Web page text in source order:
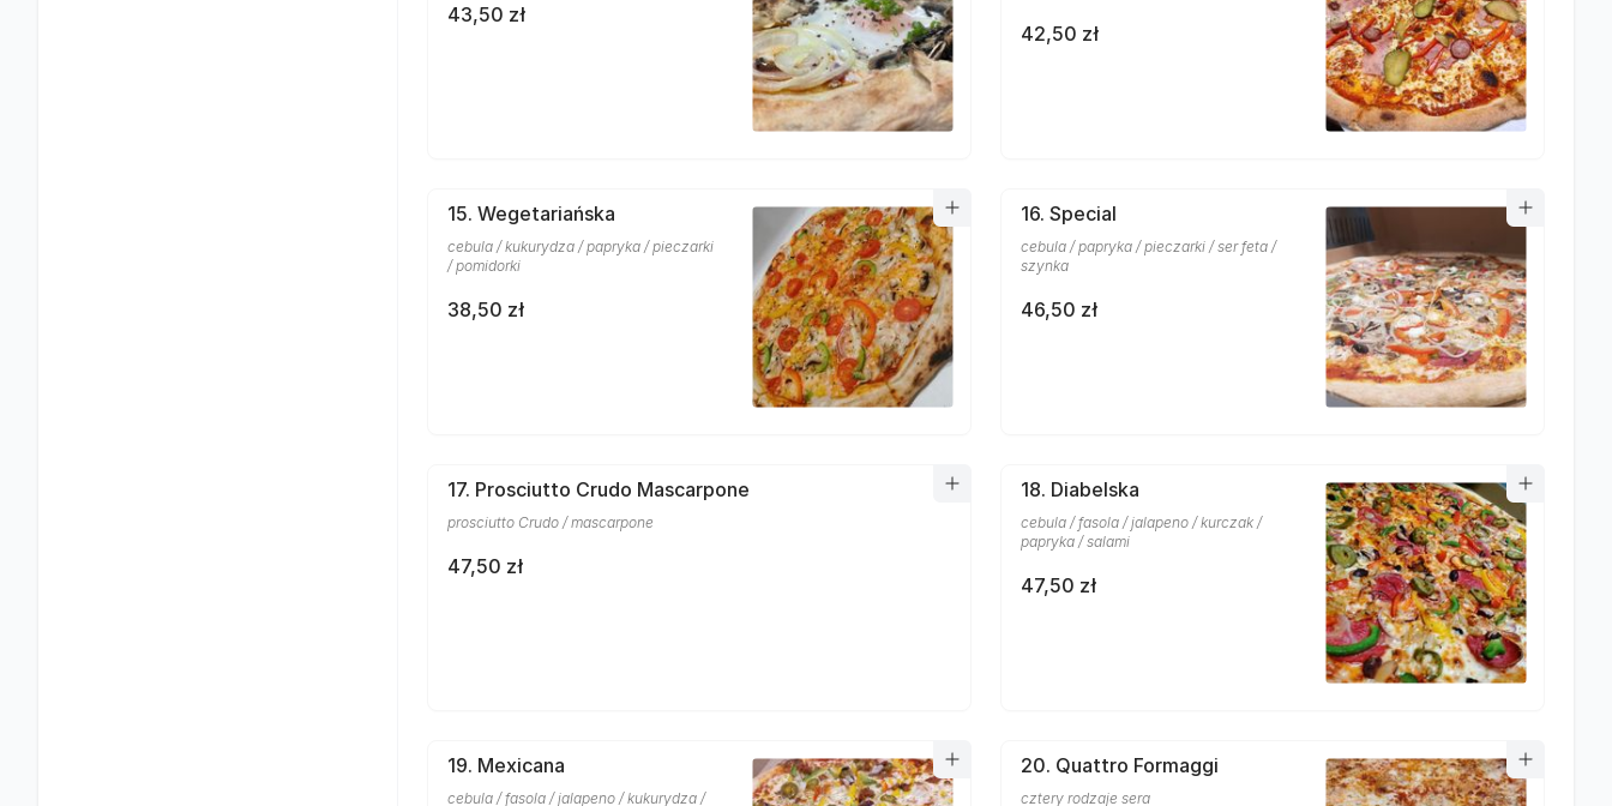
43,50 zł
42,50 zł
15. Wegetariańska
cebula / kukurydza / papryka / pieczarki
/ pomidorki
38,50 zł
16. Special
cebula / papryka / pieczarki / ser feta /
szynka
46,50 zł
17. Prosciutto Crudo Mascarpone
prosciutto Crudo / mascarpone
47,50 zł
18. Diabelska
cebula / fasola / jalapeno / kurczak /
papryka / salami
47,50 zł
19. Mexicana
cebula / fasola / jalapeno / kukurydza /
20. Quattro Formaggi
cztery rodzaje sera